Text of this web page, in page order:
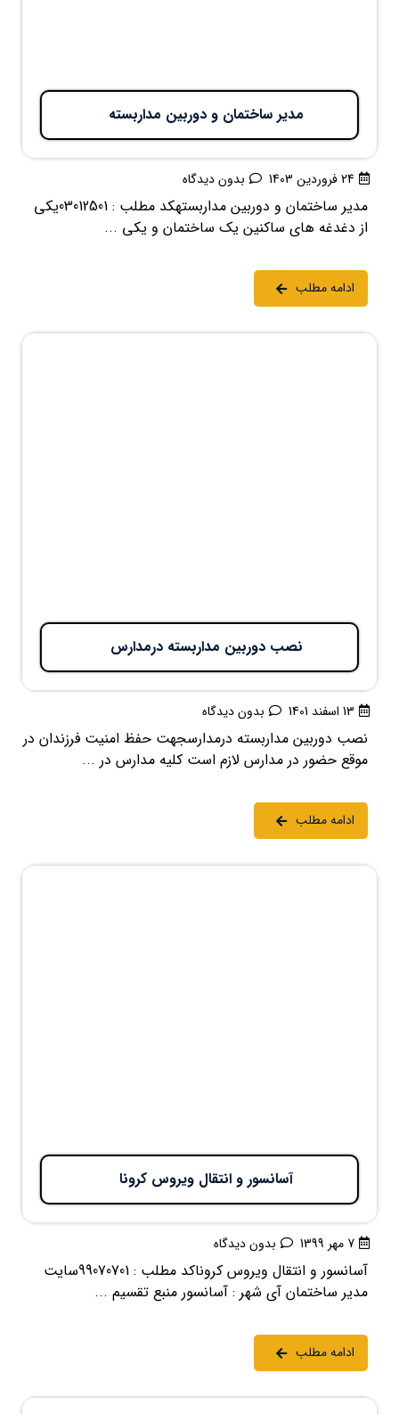
مدیر ساختمان و دوربین مداربسته
24 فروردین 1403 بدون دیدگاه
مدیر ساختمان و دوربین مداربستهکد مطلب : 03012501یکی
از دغدغه های ساکنین یک ساختمان و یکی ...
ادامه مطلب
نصب دوربین مداربسته درمدارس
13 اسفند 1401 بدون دیدگاه
نصب دوربین مداربسته درمدارسجهت حفظ امنیت فرزندان در
موقع حضور در مدارس لازم است کلیه مدارس در ...
ادامه مطلب
آسانسور و انتقال ویروس کرونا
7 مهر 1399 بدون دیدگاه
آسانسور و انتقال ویروس کروناکد مطلب : 99070701سایت
مدیر ساختمان آی شهر : آسانسور منبع تقسیم ...
ادامه مطلب